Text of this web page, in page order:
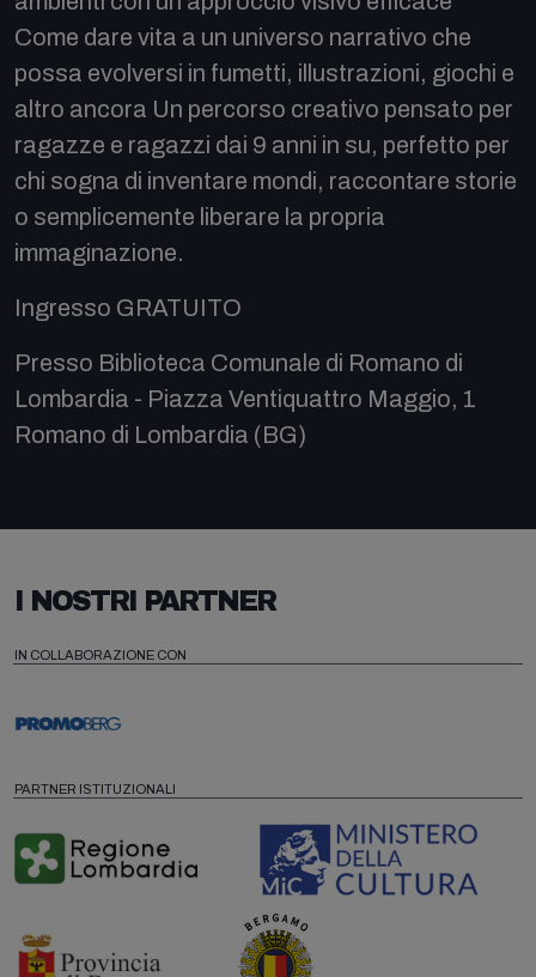
Come dare vita a un universo narrativo che
possa evolversi in fumetti, illustrazioni, giochi e
altro ancora Un percorso creativo pensato per
ragazze e ragazzi dai 9 anni in su, perfetto per
chi sogna di inventare mondi, raccontare storie
o semplicemente liberare la propria
immaginazione.
Ingresso GRATUITO
Presso Biblioteca Comunale di Romano di
Lombardia - Piazza Ventiquattro Maggio, 1
Romano di Lombardia (BG)
I NOSTRI PARTNER
IN COLLABORAZIONE CON
PARTNER ISTITUZIONALI